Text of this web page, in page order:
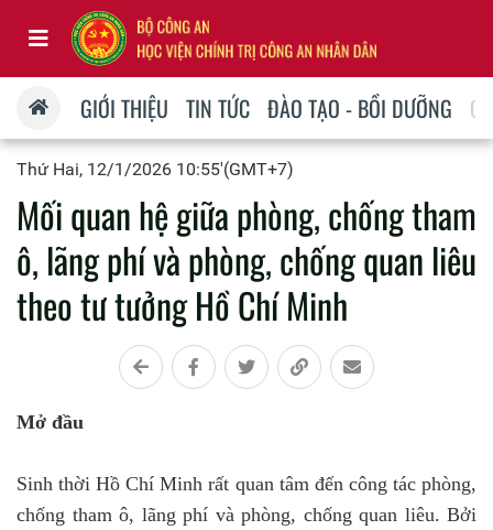
GIỚI THIỆU TIN TỨC ĐÀO TẠO - BỒI DƯỠNG
Thứ Hai, 12/1/2026 10:55'(GMT+7)
Mối quan hệ giữa phòng, chống tham
ô, lãng phí và phòng, chống quan liêu
theo tư tưởng Hồ Chí Minh
Mở đầu
Sinh thời Hồ Chí Minh rất quan tâm đến công tác phòng,
chống tham ô, lãng phí và phòng, chống quan liêu. Bởi